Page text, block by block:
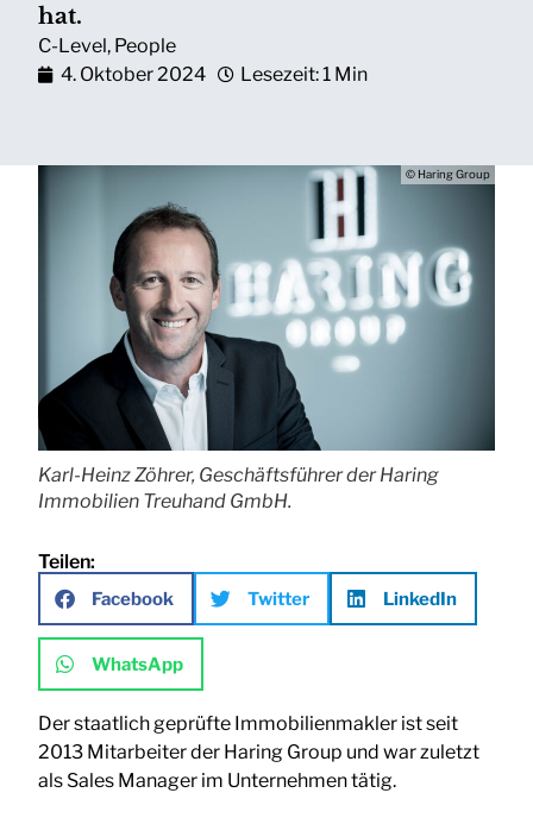
hat.
C-Level, People
4. Oktober 2024
Lesezeit: 1 Min
© Haring Group
Karl-Heinz Zöhrer, Geschäftsführer der Haring
Immobilien Treuhand GmbH.
Teilen:
Facebook Twitter LinkedIn
WhatsApp
Der staatlich geprüfte Immobilienmakler ist seit
2013 Mitarbeiter der Haring Group und war zuletzt
als Sales Manager im Unternehmen tätig.